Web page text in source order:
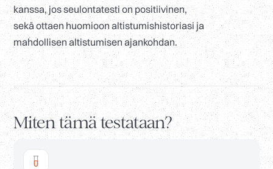
kanssa, jos seulontatesti on positiivinen,
sekä ottaen huomioon altistumishistoriasi ja
mahdollisen altistumisen ajankohdan.
Miten tämä testataan?